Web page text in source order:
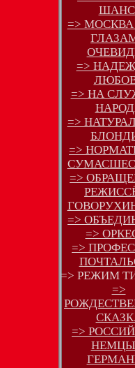
=> МОСКВА
=>
=> НА
=>
=>
=>
=>
=>
=>
=> РЕЖИМ
=>
=>